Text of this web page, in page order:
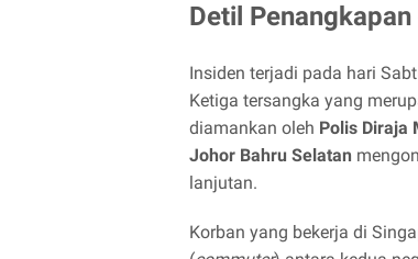
Detil
Insiden terjadi pada hari
Ketiga tersangka yang
diamankan oleh Polis Diraja
Johor Bahru Selatan
lanjutan.
Korban yang bekerja di